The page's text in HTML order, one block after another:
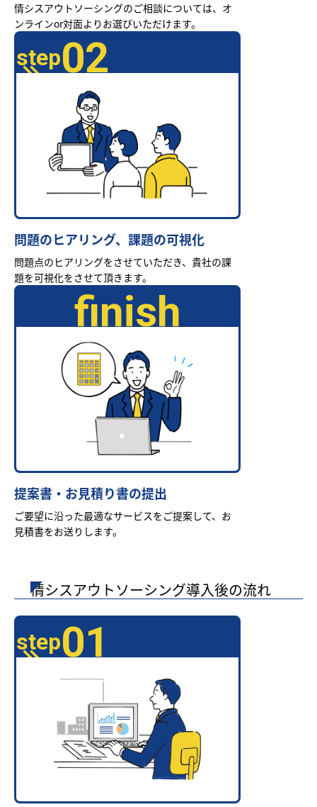
情シスアウトソーシングのご相談については、オ
ンラインor対面よりお選びいただけます。
step02
問題のヒアリング、課題の可視化
問題点のヒアリングをさせていただき、貴社の課
題を可視化をさせて頂きます。
finish
提案書・お見積り書の提出
ご要望に沿った最適なサービスをご提案して、お
見積書をお送りします。
情シスアウトソーシング導入後の流れ
step01